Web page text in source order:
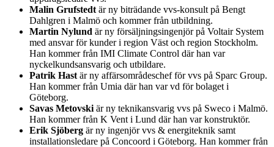
Malin Grufstedt är ny biträdande vvs-konsult på Bengt
Dahlgren i Malmö och kommer från utbildning.
Martin Nylund är ny försäljningsingenjör på Voltair System
med ansvar för kunder i region Väst och region Stockholm.
Han kommer från IMI Climate Control där han var
nyckelkundsansvarig och utbildare.
Patrik Hast är ny affärsområdeschef för vvs på Sparc Group.
Han kommer från Umia där han var vd för bolaget i
Göteborg.
Savas Metovski är ny teknikansvarig vvs på Sweco i Malmö.
Han kommer från K Vent i Lund där han var konstruktör.
Erik Sjöberg är ny ingenjör vvs & energiteknik samt
installationsledare på Concoord i Göteborg. Han kommer från